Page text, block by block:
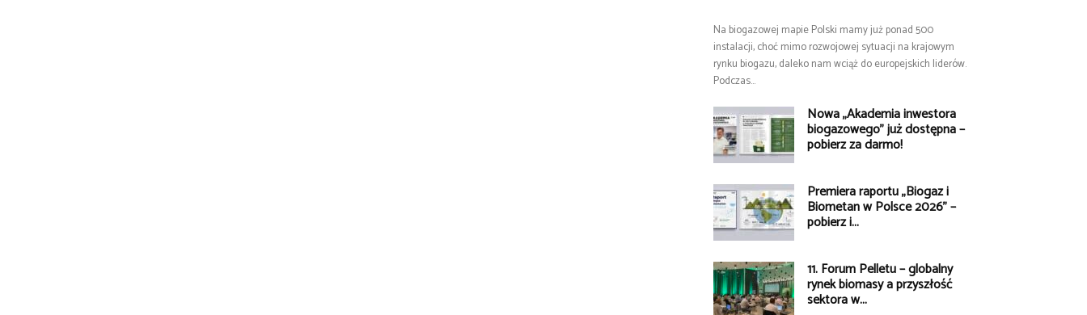
Na biogazowej mapie Polski mamy już ponad 500
instalacji, choć mimo rozwojowej sytuacji na krajowym
rynku biogazu, daleko nam wciąż do europejskich liderów.
Podczas...
Nowa „Akademia inwestora
biogazowego” już dostępna –
pobierz za darmo!
Premiera raportu „Biogaz i
Biometan w Polsce 2026” –
pobierz i...
11. Forum Pelletu – globalny
rynek biomasy a przyszłość
sektora w...